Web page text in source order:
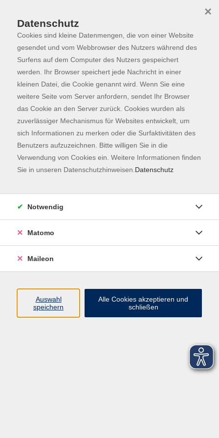
Skip to main content
Dozierende
Der Dozent konnte leider nicht gefunden
werden
Datenschutzerklärung
Datenschutz
Cookies sind kleine Datenmengen, die von einer Website
gesendet und vom Webbrowser des Nutzers während des
Surfens auf dem Computer des Nutzers gespeichert
werden. Ihr Browser speichert jede Nachricht in einer
kleinen Datei, die Cookie genannt wird. Wenn Sie eine
weitere Seite vom Server anfordern, sendet Ihr Browser
das Cookie an den Server zurück. Cookies wurden als
zuverlässiger Mechanismus für Websites entwickelt, um
sich Informationen zu merken oder die Surfaktivitäten des
Benutzers aufzuzeichnen. Bitte willigen Sie in die
Verwendung von Cookies ein. Weitere Informationen finden
Sie in unseren Datenschutzhinweisen. Datenschutz
×
Notwendig
Matomo
Maileon
Auswahl
speichern
Alle Cookies akzeptieren und
schließen